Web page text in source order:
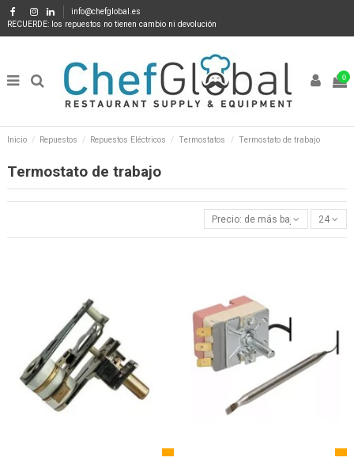
info@chefglobal.es
RECUERDE: los repuestos no tienen cambio ni devolución
0
Inicio Repuestos Repuestos Eléctricos Termostatos Termostato de trabajo
Termostato de trabajo
Precio: de más bajo a más alto
24